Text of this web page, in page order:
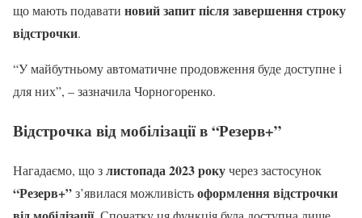
що мають подавати новий запит після завершення строку
відстрочки.
“У майбутньому автоматичне продовження буде доступне і
для них”, – зазначила Чорногоренко.
Відстрочка від мобілізації в “Резерв+”
Нагадаємо, що злистопада 2023 рокучерез застосунок
“Резерв+”з’явилася можливістьоформлення відстрочки